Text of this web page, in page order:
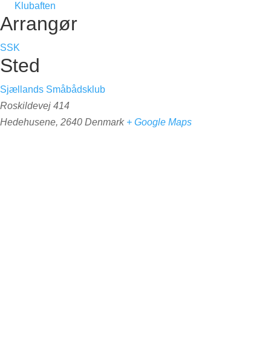
Klubaften
Arrangør
SSK
Sted
Sjællands Småbådsklub
Roskildevej 414
Hedehusene, 2640 Denmark + Google Maps